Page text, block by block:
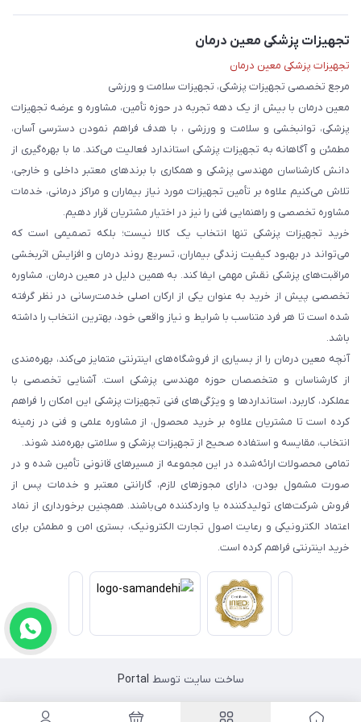
تجهیزات پزشکی معین درمان
تجهیزات پزشکی معین درمان
مرجع تخصصی تجهیزات پزشکی، تجهیزات سلامت و ورزشی
معین درمان با بیش از یک دهه تجربه در حوزه تأمین، مشاوره و عرضه تجهیزات
پزشکی، توانبخشی و سلامت و ورزشی ، با هدف فراهم نمودن دسترسی آسان،
مطمئن و آگاهانه به تجهیزات پزشکی استاندارد فعالیت می‌کند. ما با بهره‌گیری از
دانش کارشناسان مهندسی پزشکی و همکاری با برندهای معتبر داخلی و خارجی،
تلاش می‌کنیم علاوه بر تأمین تجهیزات مورد نیاز بیماران و مراکز درمانی، خدمات
مشاوره تخصصی و راهنمایی فنی را نیز در اختیار مشتریان قرار دهیم.
خرید تجهیزات پزشکی تنها انتخاب یک کالا نیست؛ بلکه تصمیمی است که
می‌تواند در بهبود کیفیت زندگی بیماران، تسریع روند درمان و افزایش اثربخشی
مراقبت‌های پزشکی نقش مهمی ایفا کند. به همین دلیل در معین درمان، مشاوره
تخصصی پیش از خرید به عنوان یکی از ارکان اصلی خدمت‌رسانی در نظر گرفته
شده است تا هر فرد متناسب با شرایط و نیاز واقعی خود، بهترین انتخاب را داشته
باشد.
آنچه معین درمان را از بسیاری از فروشگاه‌های اینترنتی متمایز می‌کند، بهره‌مندی
از کارشناسان و متخصصان حوزه مهندسی پزشکی است. آشنایی تخصصی با
عملکرد، کاربرد، استانداردها و ویژگی‌های فنی تجهیزات پزشکی این امکان را فراهم
کرده است تا مشتریان علاوه بر خرید محصول، از مشاوره علمی و فنی در زمینه
انتخاب، مقایسه و استفاده صحیح از تجهیزات پزشکی و سلامتی بهره‌مند شوند.
تمامی محصولات ارائه‌شده در این مجموعه از مسیرهای قانونی تأمین شده و در
صورت مشمول بودن، دارای مجوزهای لازم، گارانتی معتبر و خدمات پس از
فروش شرکت‌های تولیدکننده یا واردکننده می‌باشند. همچنین برخورداری از نماد
اعتماد الکترونیکی و رعایت اصول تجارت الکترونیک، بستری امن و مطمئن برای
خرید اینترنتی فراهم کرده است.
ساخت سایت توسط Portal